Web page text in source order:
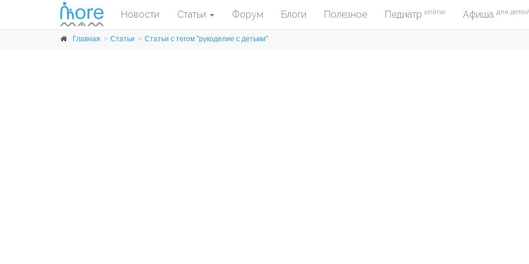
Новости Статьи Форум Блоги Полезное Педиатр online Афиша для детей
Главная Статьи Статьи с тегом "рукоделие с детьми"